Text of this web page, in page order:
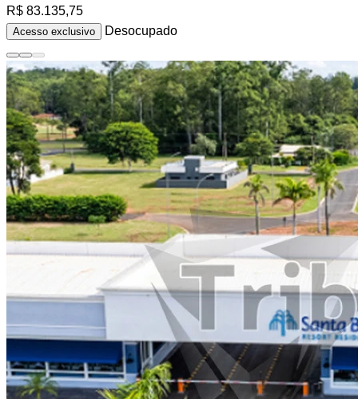
R$ 83.135,75
Acesso exclusivo Desocupado